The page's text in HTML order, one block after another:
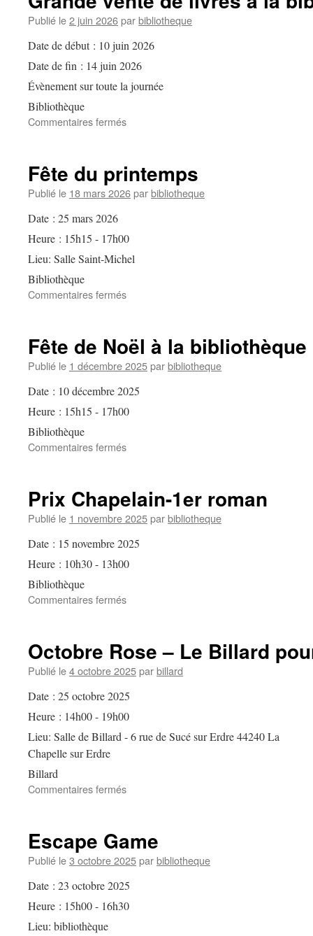
Publié le2 juin 2026parbibliotheque
Date de début : 10 juin 2026
Date de fin : 14 juin 2026
Évènement sur toute la journée
Bibliothèque
Commentaires ferméssur
livres
à
Fête du printemps
Publié le 18 mars 2026parbibliotheque
Date : 25 mars 2026
Heure : 15h15 - 17h00
Lieu: Salle Saint-Michel
Bibliothèque
Commentaires ferméssur
Fête de Noël à la bibliothèque
Publié le 1 décembre 2025parbibliotheque
Date : 10 décembre 2025
Heure : 15h15 - 17h00
Bibliothèque
Commentaires ferméssur
à
la
Prix Chapelain-1er roman
Publié le 1 novembre 2025parbibliotheque
Date : 15 novembre 2025
Heure : 10h30 - 13h00
Bibliothèque
Commentaires ferméssur
roman
Octobre Rose – Le Billard
Publié le4 octobre 2025parbillard
Date : 25 octobre 2025
Heure : 14h00 - 19h00
Lieu: Salle de Billard - 6 rue de Sucé sur Erdre 44240 La
Chapelle sur Erdre
Billard
Commentaires ferméssur
Le
Billard
Elles
Escape Game
Publié le3 octobre 2025parbibliotheque
Date : 23 octobre 2025
Heure : 15h00 - 16h30
Lieu: bibliothèque